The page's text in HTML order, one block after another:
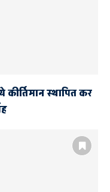
स्थापित कर